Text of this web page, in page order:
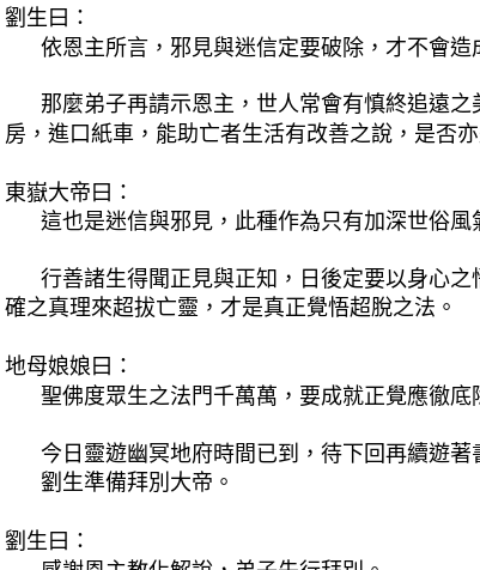
劉生曰：
依恩主所言，邪見與迷信定要破除，才不會造
那麼弟子再請示恩主，世人常會有慎終追遠
房，進口紙車，能助亡者生活有改善之說，是否
東嶽大帝曰：
這也是迷信與邪見，此種作為只有加深世俗
行善諸生得聞正見與正知，日後定要以身心
確之真理來超拔亡靈，才是真正覺悟超脫之法。
地母娘娘曰：
聖佛度眾生之法門千萬萬，要成就正覺應徹
今日靈遊幽冥地府時間已到，待下回再續遊著
劉生準備拜別大帝。
劉生曰：